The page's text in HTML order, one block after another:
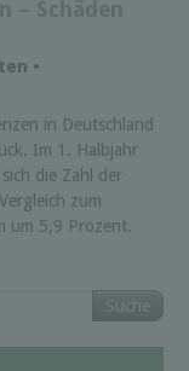
– Schäden
•
in Deutschland
Im 1. Halbjahr
die Zahl der
zum
um 5,9 Prozent.
Suche